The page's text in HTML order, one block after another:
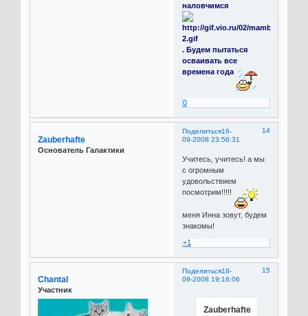
наловчимся
. Будем пытаться
осваивать все
времена года
0
Поделиться 14
16-
09-2008 23:56:31
Zauberhafte
Основатель Галактики
Учитесь, учитесь! а мы
с огромным
удовольствием
посмотрим!!!!!
меня Инна зовут, будем
знакомы!
+1
Поделиться 15
18-
09-2008 19:16:06
Chantal
Участник
Zauberhafte